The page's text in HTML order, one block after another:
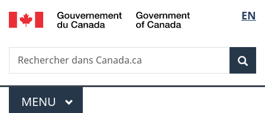
Passer
au
principal
de
la
EN
Recherche
Rechercher
dans
Menu
MENU PRINCIPAL